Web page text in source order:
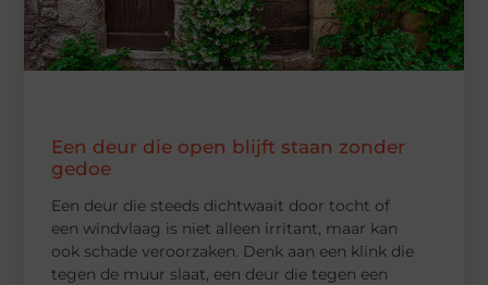
Een deur die open blijft staan zonder
gedoe
Een deur die steeds dichtwaait door tocht of
een windvlaag is niet alleen irritant, maar kan
ook schade veroorzaken. Denk aan een klink die
tegen de muur slaat, een deur die tegen een